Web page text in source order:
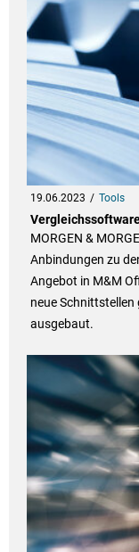
19.06.2023 Tools
MORGEN &
Anbindungen zu
Angebot in M&M
neue
ausgebaut.